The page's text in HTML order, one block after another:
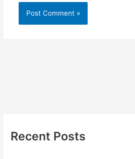
Recent Posts